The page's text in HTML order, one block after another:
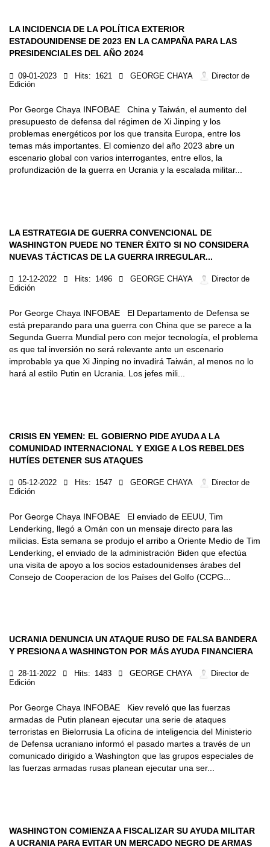
LA INCIDENCIA DE LA POLÍTICA EXTERIOR
ESTADOUNIDENSE DE 2023 EN LA CAMPAÑA PARA LAS
PRESIDENCIALES DEL AÑO 2024
09-01-2023 Hits: 1621 GEORGE CHAYA
Director de
Edición
Por George Chaya INFOBAE China y Taiwán, el aumento del
presupuesto de defensa del régimen de Xi Jinping y los
problemas energéticos por los que transita Europa, entre los
temas más importantes. El comienzo del año 2023 abre un
escenario global con varios interrogantes, entre ellos, la
profundización de la guerra en Ucrania y la escalada militar...
LA ESTRATEGIA DE GUERRA CONVENCIONAL DE
WASHINGTON PUEDE NO TENER ÉXITO SI NO CONSIDERA
NUEVAS TÁCTICAS DE LA GUERRA IRREGULAR...
12-12-2022 Hits: 1496 GEORGE CHAYA
Director de
Edición
Por George Chaya INFOBAE El Departamento de Defensa se
está preparando para una guerra con China que se parece a la
Segunda Guerra Mundial pero con mejor tecnología, el problema
es que tal inversión no será relevante ante un escenario
improbable ya que Xi Jinping no invadirá Taiwán, al menos no lo
hará al estilo Putin en Ucrania. Los jefes mili...
CRISIS EN YEMEN: EL GOBIERNO PIDE AYUDA A LA
COMUNIDAD INTERNACIONAL Y EXIGE A LOS REBELDES
HUTÍES DETENER SUS ATAQUES
05-12-2022 Hits: 1547 GEORGE CHAYA
Director de
Edición
Por George Chaya INFOBAE El enviado de EEUU, Tim
Lenderking, llegó a Omán con un mensaje directo para las
milicias. Esta semana se produjo el arribo a Oriente Medio de Tim
Lenderking, el enviado de la administración Biden que efectúa
una visita de apoyo a los socios estadounidenses árabes del
Consejo de Cooperacion de los Países del Golfo (CCPG...
UCRANIA DENUNCIA UN ATAQUE RUSO DE FALSA BANDERA
Y PRESIONA A WASHINGTON POR MÁS AYUDA FINANCIERA
28-11-2022 Hits: 1483 GEORGE CHAYA
Director de
Edición
Por George Chaya INFOBAE Kiev reveló que las fuerzas
armadas de Putin planean ejecutar una serie de ataques
terroristas en Bielorrusia La oficina de inteligencia del Ministerio
de Defensa ucraniano informó el pasado martes a través de un
comunicado dirigido a Washington que las grupos especiales de
las fuerzas armadas rusas planean ejecutar una ser...
WASHINGTON COMIENZA A FISCALIZAR SU AYUDA MILITAR
A UCRANIA PARA EVITAR UN MERCADO NEGRO DE ARMAS